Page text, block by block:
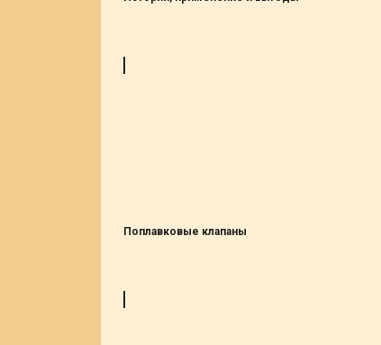
Поплавковые клапаны